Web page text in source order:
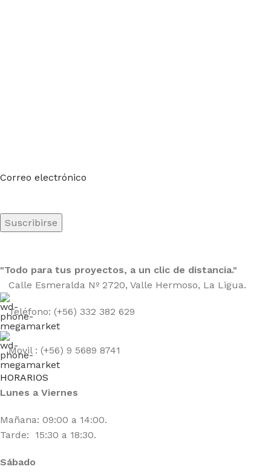
Correo electrónico
"Todo para tus proyectos, a un clic de distancia."
Calle Esmeralda Nº 2720, Valle Hermoso, La Ligua.
Teléfono: (+56) 332 382 629
Movil : (+56) 9 5689 8741
HORARIOS
Lunes a Viernes
Mañana: 09:00 a 14:00.
Tarde: 15:30 a 18:30.
Sábado